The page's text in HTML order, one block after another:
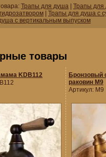
Трапы для душа Трапы для
Трапы для душа с
с вертикальным выпуском
товары
KDB112
Бронзовый
раковин M9
Артикул: M9